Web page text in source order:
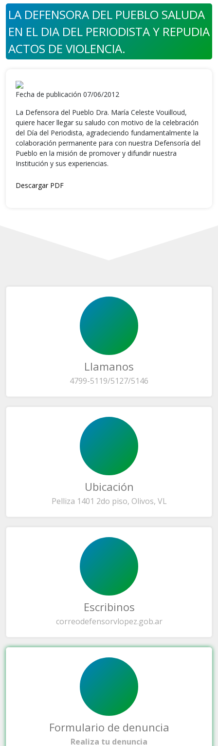
LA DEFENSORA DEL PUEBLO SALUDA
EN EL DIA DEL PERIODISTA Y REPUDIA
ACTOS DE VIOLENCIA.
Fecha de publicación 07/06/2012
La Defensora del Pueblo Dra. María Celeste Vouilloud,
quiere hacer llegar su saludo con motivo de la celebración
del Día del Periodista, agradeciendo fundamentalmente la
colaboración permanente para con nuestra Defensoría del
Pueblo en la misión de promover y difundir nuestra
Institución y sus experiencias.
Descargar PDF
Llamanos
4799-5119/5127/5146
Ubicación
Pelliza 1401 2do piso, Olivos, VL
Escribinos
correodefensorvlopez.gob.ar
Formulario de denuncia
Realiza tu denuncia